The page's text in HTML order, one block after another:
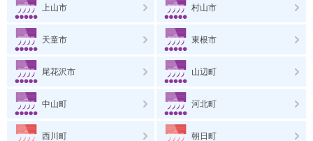
上山市 村山市
天童市 東根市
尾花沢市 山辺町
中山町 河北町
西川町 朝日町